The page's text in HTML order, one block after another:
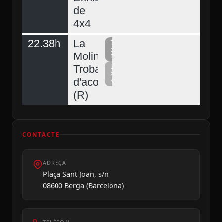
de
4x4
22.38h
La
Molina,
Trobada
d'acordionistes
(R)
Televisió
del
Berguedà
La
Xarxa
+
CONTACTE
ADREÇA
Plaça Sant Joan, s/n
08600 Berga (Barcelona)